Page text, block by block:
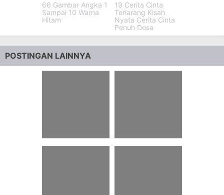
66 Gambar Angka 1
Sampai 10 Warna
Hitam
19 Cerita Cinta
Terlarang Kisah
Nyata Cerita Cinta
Penuh Dosa
POSTINGAN LAINNYA
92 Teka Teki Silang
58 Tebak Gambar